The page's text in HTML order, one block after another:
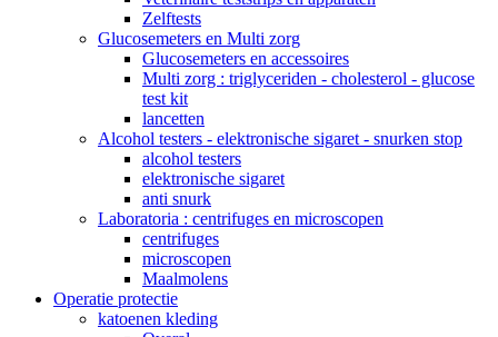
Zelftests
Glucosemeters en Multi zorg
Glucosemeters en accessoires
Multi zorg : triglyceriden - cholesterol - glucose
test kit
lancetten
Alcohol testers - elektronische sigaret - snurken stop
alcohol testers
elektronische sigaret
anti snurk
Laboratoria : centrifuges en microscopen
centrifuges
microscopen
Maalmolens
Operatie protectie
katoenen kleding